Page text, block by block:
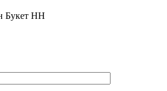
Букет НН